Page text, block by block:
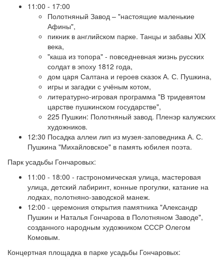
11:00 - 17:00
Полотняный Завод – "настоящие маленькие
Афины",
пикник в английском парке. Танцы и забавы XIX
века,
"каша из топора" - повседневная жизнь русских
солдат в эпоху 1812 года,
дом царя Салтана и героев сказок А. С. Пушкина,
игры и загадки с учёным котом,
литературно-игровая программа "В тридевятом
царстве пушкинском государстве",
225 Пушкин: Полотняный завод. Пленэр калужских
художников.
12:30 Посадка аллеи лип из музея-заповедника А. С.
Пушкина "Михайловское" в память юбилея поэта.
Парк усадьбы Гончаровых:
11:00 - 18:00 - гастрономическая улица, мастеровая
улица, детский лабиринт, конные прогулки, катание на
лодках, полотняно-заводской манеж.
12:00 - церемония открытия памятника "Александр
Пушкин и Наталья Гончарова в Полотняном Заводе",
созданного народным художником СССР Олегом
Комовым.
Концертная площадка в парке усадьбы Гончаровых: